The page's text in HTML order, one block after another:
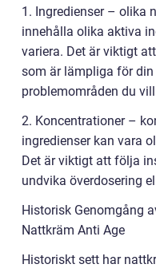
1. Ingredienser – olika
innehålla olika aktiva
variera. Det är viktigt
som är lämpliga för
problemområden du
2. Koncentrationer –
ingredienser kan vara
Det är viktigt att följa
undvika överdosering
Historisk Genomgång
Nattkräm Anti Age
Historiskt sett har